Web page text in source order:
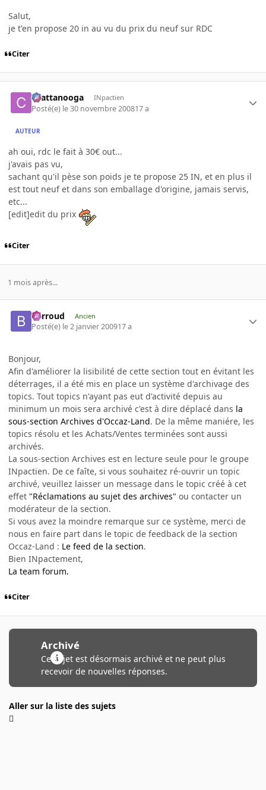
Salut,
je t'en propose 20 in au vu du prix du neuf sur RDC
Citer
chattanooga INpactien
Posté(e) le 30 novembre 200817 a
AUTEUR
ah oui, rdc le fait à 30€ out...
j'avais pas vu,
sachant qu'il pèse son poids je te propose 25 IN, et en plus il
est tout neuf et dans son emballage d'origine, jamais servis,
etc...
[edit]edit du prix
Citer
1 mois après...
Barroud Ancien
Posté(e) le 2 janvier 200917 a
Bonjour,
Afin d'améliorer la lisibilité de cette section tout en évitant les
déterrages, il a été mis en place un système d'archivage des
topics. Tout topics n'ayant pas eut d'activité depuis au
minimum un mois sera archivé c'est à dire déplacé dans la
sous-section Archives d'Occaz-Land. De la même maniére, les
topics résolu et les Achats/Ventes terminées sont aussi
archivés.
La sous-section Archives est en lecture seule pour le groupe
INpactien. De ce faîte, si vous souhaitez ré-ouvrir un topic
archivé, veuillez laisser un message dans le topic créé à cet
effet "Réclamations au sujet des archives" ou contacter un
modérateur de la section.
Si vous avez la moindre remarque sur ce système, merci de
nous en faire part dans le topic de feedback de la section
Occaz-Land : Le feed de la section.
Bien INpactement,
La team forum.
Citer
Archivé
Ce sujet est désormais archivé et ne peut plus
recevoir de nouvelles réponses.
Aller sur la liste des sujets